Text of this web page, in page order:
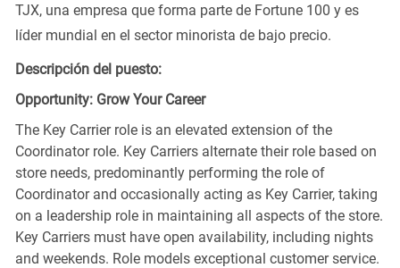
TJX, una empresa que forma parte de Fortune 100 y es
líder mundial en el sector minorista de bajo precio.
Descripción del puesto:
Opportunity: Grow Your Career
The Key Carrier role is an elevated extension of the
Coordinator role. Key Carriers alternate their role based on
store needs, predominantly performing the role of
Coordinator and occasionally acting as Key Carrier, taking
on a leadership role in maintaining all aspects of the store.
Key Carriers must have open availability, including nights
and weekends. Role models exceptional customer service.